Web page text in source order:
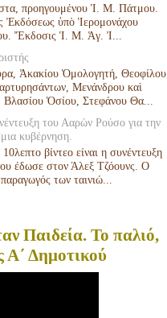
προηγουμένου Ἱ. Μ. Πάτμου.
Ἐκδόσεως ὑπὸ Ἱερομονάχου
Ἔκδοσις Ἱ. Μ. Ἁγ. Ἰ...
Ἀκακίου Ὁμολογητή, Θεοφίλου
Μενάνδρου καὶ
Ὁσίου, Στεφάνου Θα...
του Ααρών Ρούσο για την
κυβέρνηση.
βίντεο είναι η συνέντευξη
έδωσε στον Άλεξ Τζόουνς. Ο
των ταινιώ...
Παιδεία. Το παλιό,
Α΄ Δημοτικού